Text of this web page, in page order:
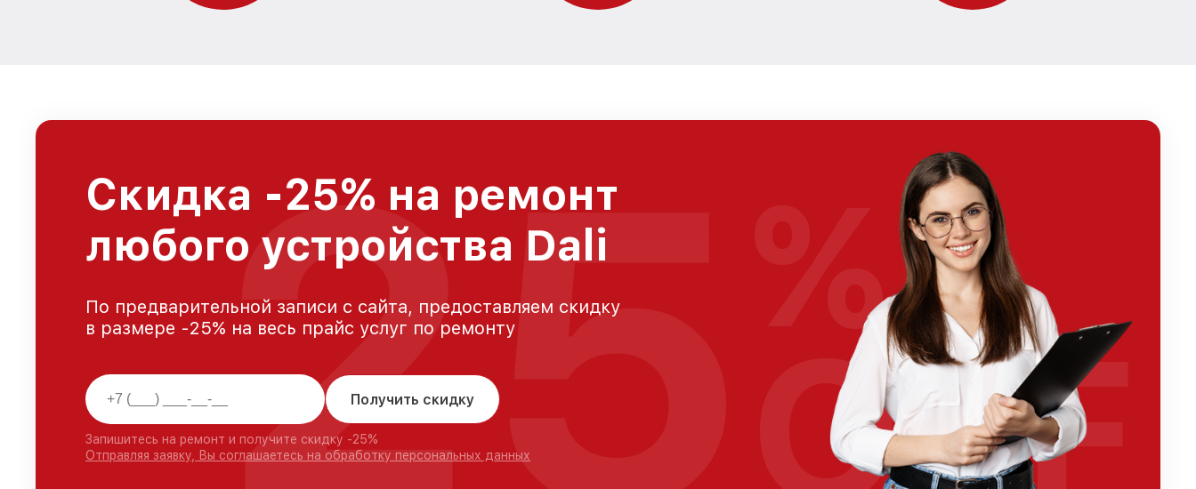
Скидка -25% на ремонт
любого устройства Dali
По предварительной записи с сайта, предоставляем скидку
в размере -25% на весь прайс услуг по ремонту
Получить скидку
Запишитесь на ремонт и получите скидку -25%
Отправляя заявку, Вы соглашаетесь на обработку персональных данных
25 %
OFF